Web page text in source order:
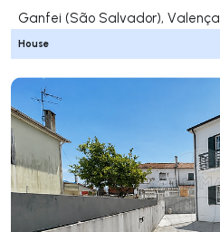
Ganfei (São Salvador), Valença
House